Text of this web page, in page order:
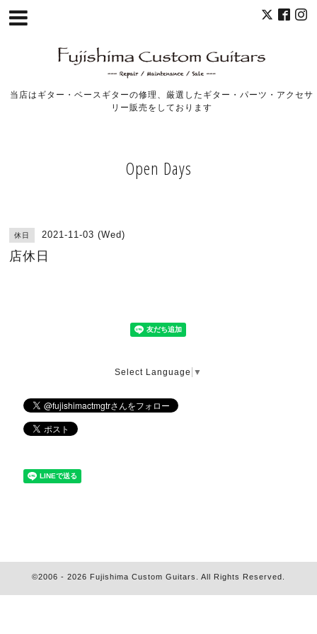
当店はギター・ベースギターの修理、厳選したギター・パーツ・アクセサ
リー販売をしております
Open Days
休日 2021-11-03 (Wed)
店休日
Select Language ▼
©2006 - 2026 Fujishima Custom Guitars . All Rights Reserved.